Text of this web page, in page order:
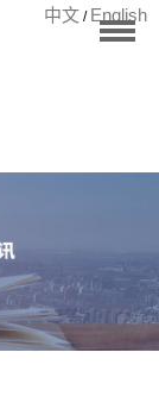
中文 / English